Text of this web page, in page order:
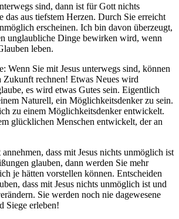
sind, dann ist für Gott nichts
das aus tiefstem Herzen. Durch Sie erreicht
erscheinen. Ich bin davon überzeugt,
unglaubliche Dinge bewirken wird, wenn
leben.
Wenn Sie mit Jesus unterwegs sind, können
Zukunft rechnen! Etwas Neues wird
es wird etwas Gutes sein. Eigentlich
Naturell, ein Möglichkeitsdenker zu sein.
zu einem Möglichkeitsdenker entwickelt.
glücklichen Menschen entwickelt, der an
dass mit Jesus nichts unmöglich ist
glauben, dann werden Sie mehr
je hätten vorstellen können. Entscheiden
dass mit Jesus nichts unmöglich ist und
Sie werden noch nie dagewesene
Siege erleben!